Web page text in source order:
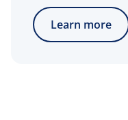
Learn more